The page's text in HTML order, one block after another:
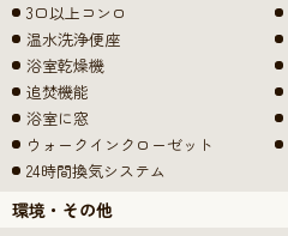
3口以上コンロ
温水洗浄便座
浴室乾燥機
追焚機能
浴室に窓
ウォークインクローゼット
24時間換気システム
環境・その他